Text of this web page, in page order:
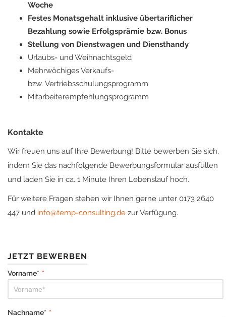
Woche
Festes Monatsgehalt inklusive übertariflicher
Bezahlung sowie Erfolgsprämie bzw. Bonus
Stellung von Dienstwagen und Diensthandy
Urlaubs- und Weihnachtsgeld
Mehrwöchiges Verkaufs-
bzw. Vertriebsschulungsprogramm
Mitarbeiterempfehlungsprogramm
Kontakte
Wir freuen uns auf Ihre Bewerbung! Bitte bewerben Sie sich,
indem Sie das nachfolgende Bewerbungsformular ausfüllen
und laden Sie in ca. 1 Minute Ihren Lebenslauf hoch.
Für weitere Fragen stehen wir Ihnen gerne unter 0173 2640
447 und info@temp-consulting.de zur Verfügung.
JETZT BEWERBEN
Vorname* *
Nachname* *